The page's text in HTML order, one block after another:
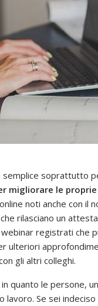
soprattutto
migliorare le
noti anche con il
rilasciano un
registrati che
ulteriori
gli altri colleghi.
quanto le persone,
Se sei